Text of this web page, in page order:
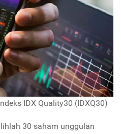
IDX Quality30 (IDXQ30)
30 saham unggulan